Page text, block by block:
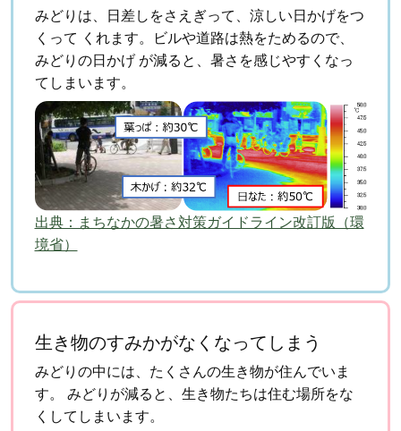
みどりは、日差しをさえぎって、涼しい日かげをつ
くって くれます。ビルや道路は熱をためるので、
みどりの日かげ が減ると、暑さを感じやすくなっ
てしまいます。
出典：まちなかの暑さ対策ガイドライン改訂版（環
境省）
生き物のすみかがなくなってしまう
みどりの中には、たくさんの生き物が住んでいま
す。 みどりが減ると、生き物たちは住む場所をな
くして しまいます。